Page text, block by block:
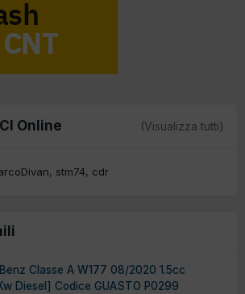
Online (Visualizza tutti)
stm74 cdr
Classe A W177 08/2020 1.5cc
Diesel] Codice GUASTO P0299